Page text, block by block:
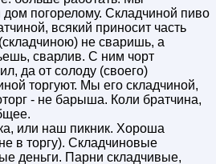
погорелому. Складчиной пиво
всякий приносит часть
не сваришь, а
сварлив. С ним чорт
да от солоду (своего)
торгуют. Мы его складчиной,
- не барыша. Коли братчина,
или наш пикник. Хороша
в торгу). Складчиновые
деньги. Парни складчивые,